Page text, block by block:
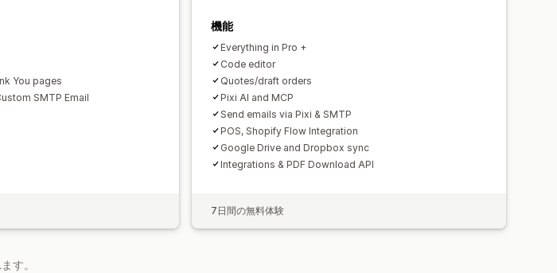
You pages
SMTP Email
機能
Everything in Pro +
Code editor
Quotes/draft orders
Pixi AI and MCP
Send emails via Pixi & SMTP
POS, Shopify Flow Integration
Google Drive and Dropbox sync
Integrations & PDF Download API
7日間の無料体験
す。